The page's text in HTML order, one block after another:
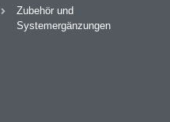
Zubehör und
Systemergänzungen